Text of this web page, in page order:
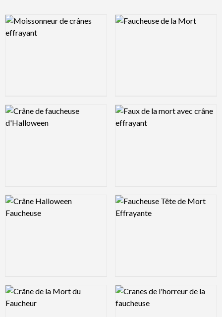
Logo Preview Image Logo Preview Image
Logo Preview Image Logo Preview Image
Logo Preview Image Logo Preview Image
Logo Preview Image Logo Preview Image